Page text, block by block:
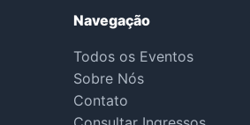
Navegação
Todos os Eventos
Sobre Nós
Contato